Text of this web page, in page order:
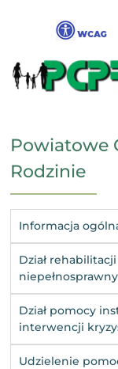
Powiatowe
Rodzinie
Informacja
Dział
Dział pomocy
interwencji
Udzielenie